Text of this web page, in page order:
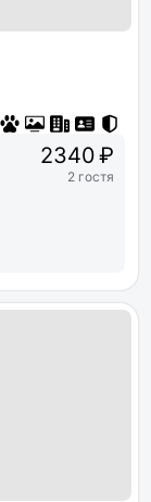
2340 ₽
2 гостя